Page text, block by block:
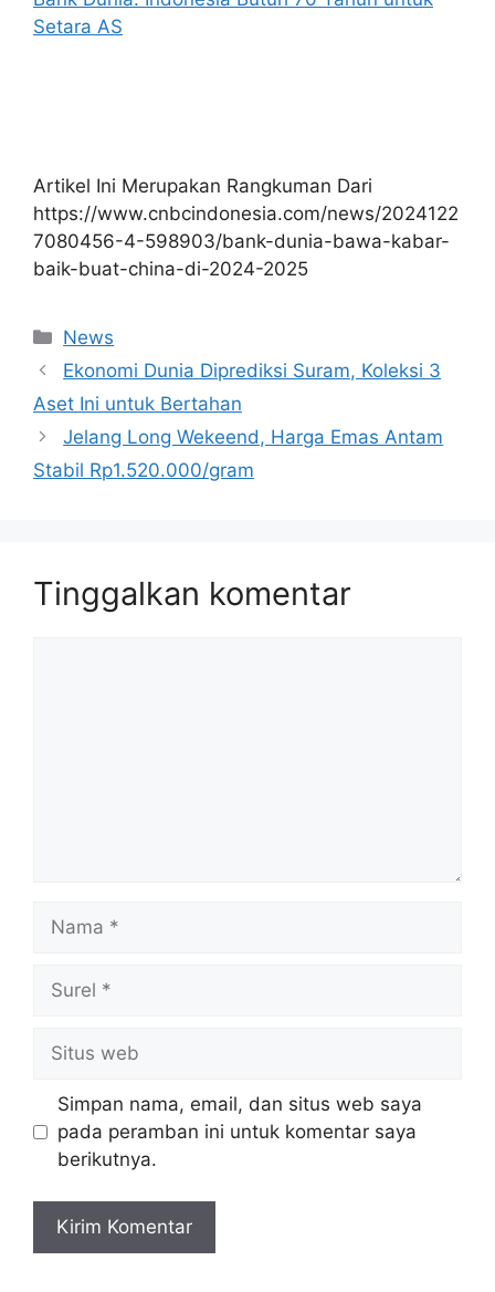
Setara AS
Artikel Ini Merupakan Rangkuman Dari
https://www.cnbcindonesia.com/news/2024122
7080456-4-598903/bank-dunia-bawa-kabar-
baik-buat-china-di-2024-2025
Kategori
News
Ekonomi Dunia Diprediksi Suram, Koleksi 3
Aset Ini untuk Bertahan
Jelang Long Wekeend, Harga Emas Antam
Stabil Rp1.520.000/gram
Tinggalkan komentar
web
Simpan nama, email, dan situs web saya
pada peramban ini untuk komentar saya
berikutnya.